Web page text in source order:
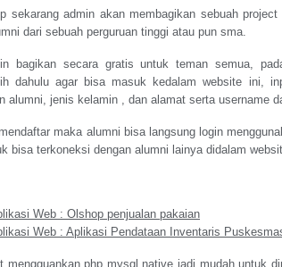
sekarang admin akan membagikan sebuah
dari sebuah perguruan tinggi atau pun sma.
bagikan secara gratis untuk teman semua,
dahulu agar bisa masuk kedalam website ini,
alumni, jenis kelamin , dan alamat serta username
maka alumni bisa langsung login
bisa terkoneksi dengan alumni lainya didalam
Web : Olshop penjualan pakaian
Web : Aplikasi Pendataan Inventaris
mengguankan php mysql native jadi mudah untuk